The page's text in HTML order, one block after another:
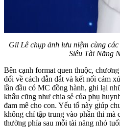
Gil Lê chụp ảnh lưu niệm cùng
Siêu Tài Năng
Bên cạnh format quen thuộc,
đổi về cách dẫn dắt và kết nối cảm
lần đầu có MC đồng hành, ghi lại
khấu cũng như chia sẻ của phụ
đam mê cho con. Yếu tố này giúp
không chỉ tập trung vào phần thi mà
thường phía sau mỗi tài năng nhỏ